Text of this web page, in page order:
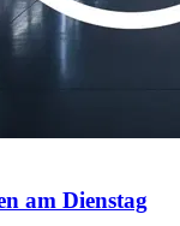
am Dienstag